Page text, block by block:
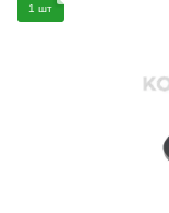
1 шт